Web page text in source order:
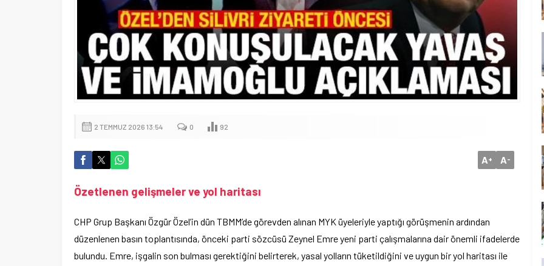
2 TEMMUZ 2026 13:54 0 92
A+ A-
Özetlenen gelişmeler ve yol haritası
CHP Grup Başkanı Özgür Özel’in dün TBMM’de görevden alınan MYK üyeleriyle yaptığı görüşmenin ardından
düzenlenen basın toplantısında, önceki parti sözcüsü Zeynel Emre yeni parti çalışmalarına dair önemli ifadelerde
bulundu. Emre, işgalin son bulması gerektiğini belirterek, yasal yolların tüketildiğini ve uygun bir yol haritası ile